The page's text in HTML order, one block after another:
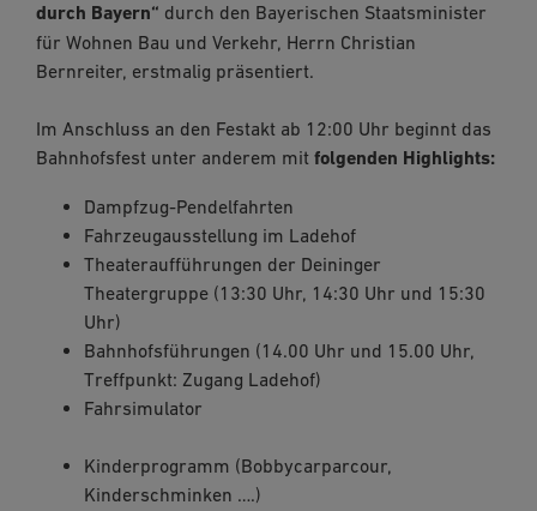
durch Bayern“ durch den Bayerischen Staatsminister
für Wohnen Bau und Verkehr, Herrn Christian
Bernreiter, erstmalig präsentiert.
Im Anschluss an den Festakt ab 12:00 Uhr beginnt das
Bahnhofsfest unter anderem mit folgenden Highlights:
Dampfzug-Pendelfahrten
Fahrzeugausstellung im Ladehof
Theateraufführungen der Deininger
Theatergruppe (13:30 Uhr, 14:30 Uhr und 15:30
Uhr)
Bahnhofsführungen (14.00 Uhr und 15.00 Uhr,
Treffpunkt: Zugang Ladehof)
Kinderprogramm (Bobbycarparcour,
Kinderschminken ….)